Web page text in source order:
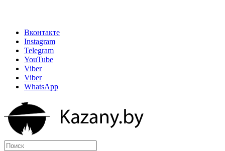
Вконтакте
Instagram
Telegram
YouTube
Viber
Viber
WhatsApp